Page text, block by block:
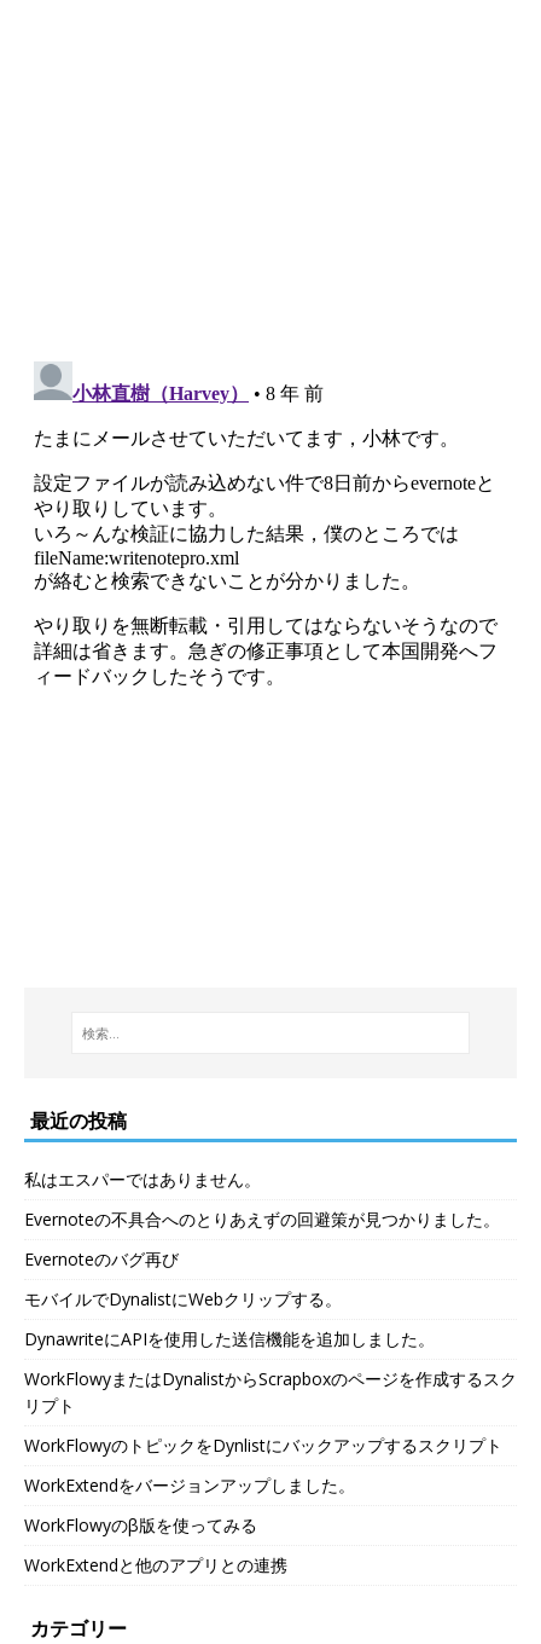
最近の投稿
私はエスパーではありません。
Evernoteの不具合へのとりあえずの回避策が見つかりました。
Evernoteのバグ再び
モバイルでDynalistにWebクリップする。
DynawriteにAPIを使用した送信機能を追加しました。
WorkFlowyまたはDynalistからScrapboxのページを作成するスク
リプト
WorkFlowyのトピックをDynlistにバックアップするスクリプト
WorkExtendをバージョンアップしました。
WorkFlowyのβ版を使ってみる
WorkExtendと他のアプリとの連携
カテゴリー